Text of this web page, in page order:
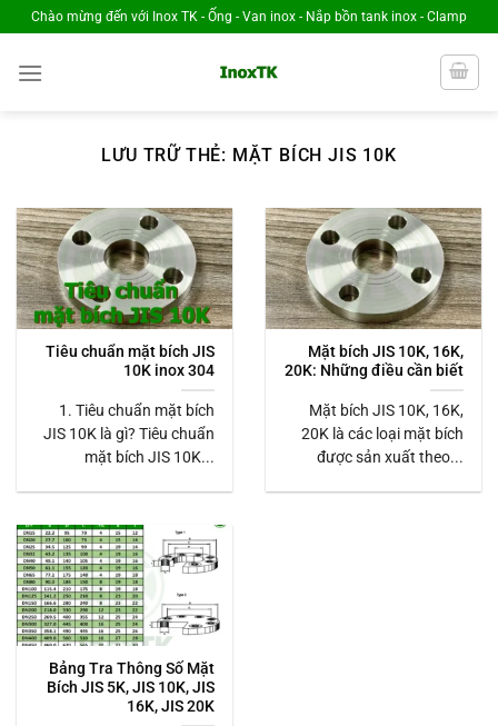
Chuyển
đến
nội
Chào mừng đến với Inox TK - Ống - Van inox - Nắp bồn tank inox - Clamp
LƯU TRỮ THẺ: MẶT BÍCH JIS 10K
Tiêu chuẩn mặt bích JIS
10K inox 304
1. Tiêu chuẩn mặt bích
JIS 10K là gì? Tiêu chuẩn
mặt bích JIS 10K...
Mặt bích JIS 10K, 16K,
20K: Những điều cần biết
Mặt bích JIS 10K, 16K,
20K là các loại mặt bích
được sản xuất theo...
Bảng Tra Thông Số Mặt
Bích JIS 5K, JIS 10K, JIS
16K, JIS 20K